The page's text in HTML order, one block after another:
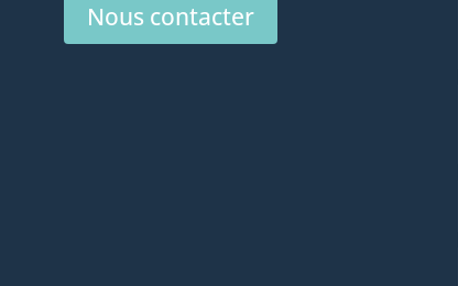
Nous contacter